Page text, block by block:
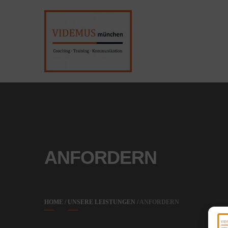
ANFORDERN
HOME / UNSERE LEISTUNGEN / ANFORDERN